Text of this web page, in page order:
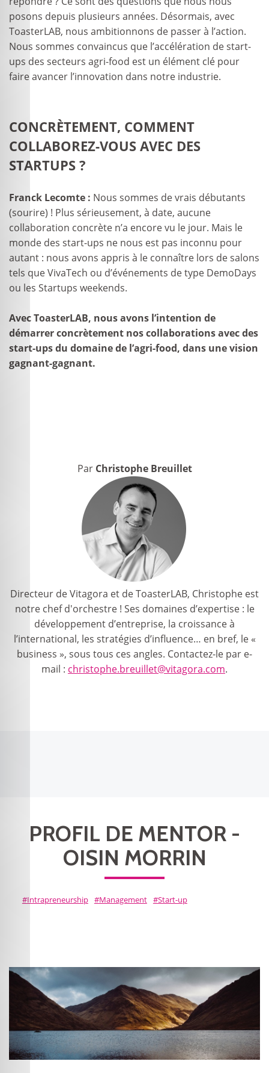
posons depuis plusieurs années. Désormais, avec
ToasterLAB, nous ambitionnons de passer à l’action.
Nous sommes convaincus que l’accélération de start-
ups des secteurs agri-food est un élément clé pour
faire avancer l’innovation dans notre industrie.
CONCRÈTEMENT, COMMENT
COLLABOREZ-VOUS AVEC DES
STARTUPS ?
Franck Lecomte : Nous sommes de vrais débutants
(sourire) ! Plus sérieusement, à date, aucune
collaboration concrète n’a encore vu le jour. Mais le
monde des start-ups ne nous est pas inconnu pour
autant : nous avons appris à le connaître lors de salons
tels que VivaTech ou d’événements de type DemoDays
ou les Startups weekends.
Avec ToasterLAB, nous avons l’intention de
démarrer concrètement nos collaborations avec des
start-ups du domaine de l’agri-food, dans une vision
gagnant-gagnant.
Par Christophe Breuillet
Directeur de Vitagora et de ToasterLAB, Christophe est
notre chef d'orchestre ! Ses domaines d’expertise : le
développement d’entreprise, la croissance à
l’international, les stratégies d’influence… en bref, le «
business », sous tous ces angles. Contactez-le par e-
mail : christophe.breuillet@vitagora.com.
PROFIL DE MENTOR -
OISIN MORRIN
Intrapreneurship Management Start-up